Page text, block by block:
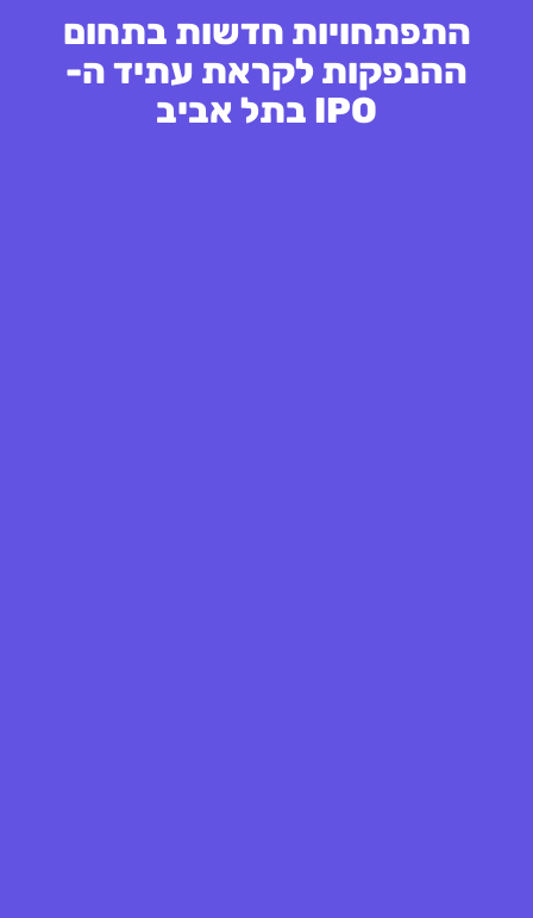
התפתחויות חדשות בתחום
ההנפקות לקראת עתיד ה-
IPO בתל אביב